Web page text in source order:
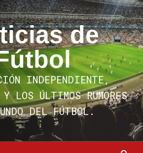
de
INDEPENDIENTE,
Y LOS ÚLTIMOS RUMORES
DEL FÚTBOL.